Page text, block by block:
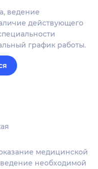
ведение
действующего
график работы.
медицинской
необходимой